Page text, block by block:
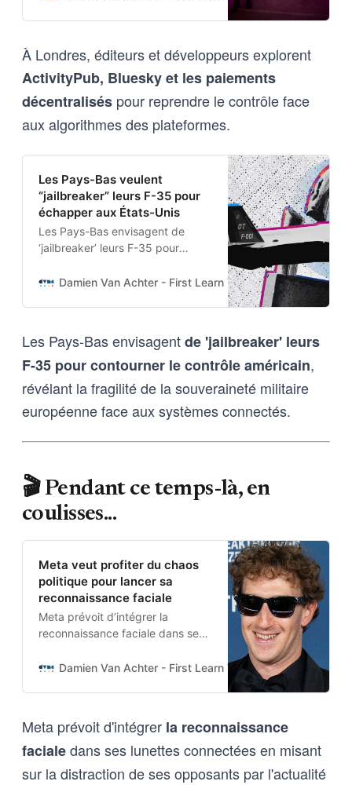
À Londres, éditeurs et développeurs explorent
ActivityPub, Bluesky et les paiements
décentralisés pour reprendre le contrôle face
aux algorithmes des plateformes.
Les Pays-Bas veulent
“jailbreaker” leurs F-35 pour
échapper aux États-Unis
Les Pays-Bas envisagent de
‘jailbreaker’ leurs F-35 pour
révélant la fragilité de la
Damien Van Achter - First Learn The Rules. Then Break
Les Pays-Bas envisagentde 'jailbreaker' leurs
F-35 pour contourner le contrôle américain,
révélant la fragilité de la souveraineté militaire
européenne face aux systèmes connectés.
🎬 Pendant ce temps-là, en
coulisses...
Meta veut profiter du chaos
politique pour lancer sa
reconnaissance faciale
Meta prévoit d’intégrer la
reconnaissance faciale dans ses
sur la distraction de ses
Damien Van Achter - First Learn The Rules. Then Break
Meta prévoit d'intégrer la reconnaissance
facialedans ses lunettes connectées en misant
sur la distraction de ses opposants par l'actualité